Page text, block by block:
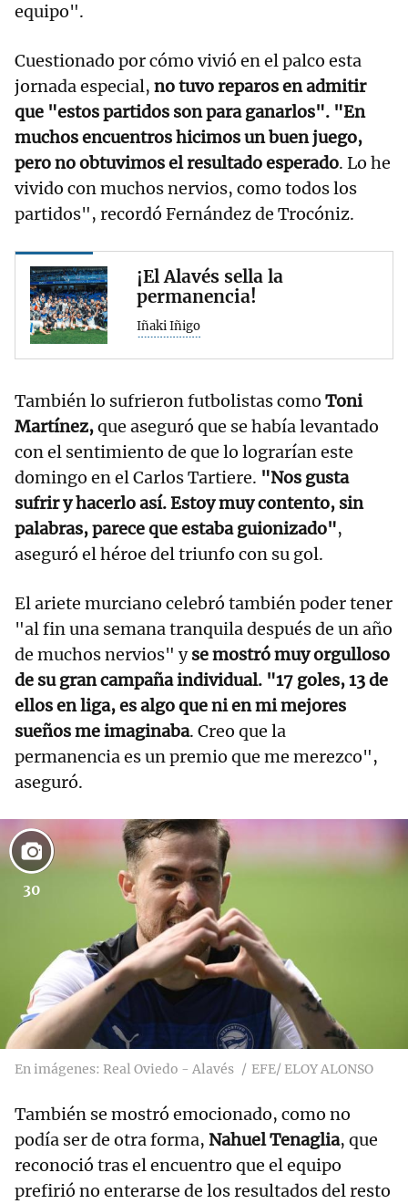
equipo".
Cuestionado por cómo vivió en el palco esta
jornada especial, no tuvo reparos en admitir
que "estos partidos son para ganarlos". "En
muchos encuentros hicimos un buen juego,
pero no obtuvimos el resultado esperado. Lo he
vivido con muchos nervios, como todos los
partidos", recordó Fernández de Trocóniz.
¡El Alavés sella la
permanencia!
Iñaki Iñigo
También lo sufrieron futbolistas como Toni
Martínez,que aseguró que se había levantado
con el sentimiento de que lo lograrían este
domingo en el Carlos Tartiere. "Nos gusta
sufrir y hacerlo así. Estoy muy contento, sin
palabras, parece que estaba guionizado",
aseguró el héroe del triunfo con su gol.
El ariete murciano celebró también poder tener
"al fin una semana tranquila después de un año
de muchos nervios" yse mostró muy orgulloso
de su gran campaña individual. "17 goles, 13 de
ellos en liga, es algo que ni en mi mejores
sueños me imaginaba. Creo que la
permanencia es un premio que me merezco",
aseguró.
30
En imágenes: Real Oviedo - Alavés EFE/ ELOY ALONSO
También se mostró emocionado, como no
podía ser de otra forma, Nahuel Tenaglia, que
reconoció tras el encuentro que el equipo
prefirió no enterarse de los resultados del resto